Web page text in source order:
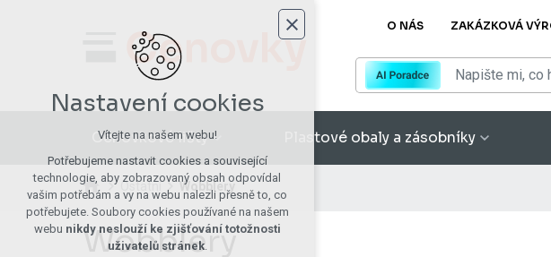
O NÁS ZAKÁZKOVÁ
Cenovkové lišty Plastové obaly a zásobníky
Ostatní Wobblery
Wobblery
Nastavení cookies
Vítejte na našem webu!
Potřebujeme nastavit cookies a související
technologie, aby zobrazovaný obsah odpovídal
vašim potřebám a vy na webu nalezli přesně to, co
potřebujete. Soubory cookies používané na našem
webu nikdy neslouží ke zjišťování totožnosti
uživatelů stránek.